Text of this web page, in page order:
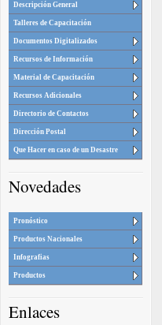
Descripción General
Talleres de Capacitación
Documentos Digitalizados
Recursos de Información
Material de Capacitación
Recursos Adicionales
Directorio de Contactos
Dirección Postal
Que Hacer en caso de un Desastre
Novedades
Pronóstico
Productos Nacionales
Infografias
Productos
Enlaces